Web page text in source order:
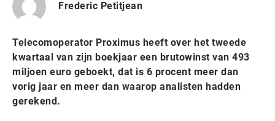
Frederic Petitjean
Telecomoperator Proximus heeft over het tweede
kwartaal van zijn boekjaar een brutowinst van 493
miljoen euro geboekt, dat is 6 procent meer dan
vorig jaar en meer dan waarop analisten hadden
gerekend.